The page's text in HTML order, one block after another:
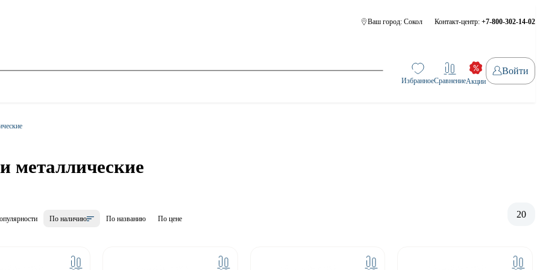
Ваш город: Сокол Контакт-центр: +7-800-302-14-02
ИзбранноеСравнениеАкции
Войти
металлические
По наличию По названию По цене 20